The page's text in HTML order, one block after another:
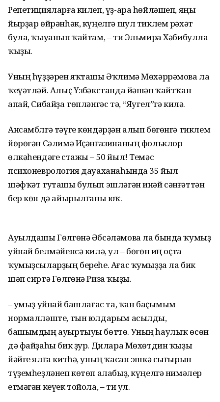
Репетицияларға килеп, үҙ-ара һөйләшеп, яңы
йырҙар өйрәнһәк, күңелгә шул тиклем рәхәт
була, ҡыуанып ҡайтам, – ти Эльмира Хәбибулла
ҡыҙы.
Уның һүҙҙәрен яҡташы Әҡлимә Мөхәррәмова ла
ҡеүәтләй. Алыҫ Үзбәкстанда йәшәп ҡайтҡан
апай, Сибайҙа төпләнгәс тә, “Яугел”гә килә.
Ансамблгә тәүге көндәрҙән алып бөгөнгә тиклем
йөрөгән Сәлимә Иҫәнғазинаның фольклор
өлкәһен­дәге стажы – 50 йыл! Темәс
психоневрология дауаханаһында 35 йыл
шәфҡәт туташы булып эшләгән инәй сәнғәттән
бер көн дә айырылғаны юҡ.
Ауылдашы Гөлгөнә Әбсәләмова ла бында ҡумыҙ
уйнай белмәйенсә килә, ул – бөгөн иң оҫта
ҡумыҙ­сыларҙың береһе. Ағас ҡумыҙҙа ла бик
шәп сиртә Гөлгөнә Риза ҡыҙы.
– Ҡумыҙ уйнай башлағас та, ҡан баҫымым
нормалләште, тын юлдарым асылды,
башымдың ауыртыуы бөттө. Уның һаулыҡ өсөн
дә файҙаһы бик ҙур. Дилара Мөхөтдин ҡыҙы
йәйге ялға китһә, уның ҡасан эшкә сығырын
түҙемһеҙләнеп көтөп алабыҙ, күңелгә нимәлер
етмәгән кеүек тойола, – ти ул.